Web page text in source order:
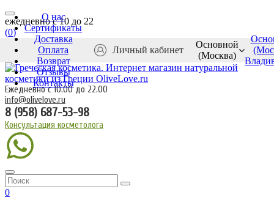
ежедневно c 10 до 22
(0)
О нас
Сертификаты
Доставка
Оплата
Возврат
Отзывы
Контакты
Личный кабинет
Основной
(Москва)
Ежедневно с 10.00 до 22.00
info@olivelove.ru
8 (958) 687-53-98
Консультация косметолога
0